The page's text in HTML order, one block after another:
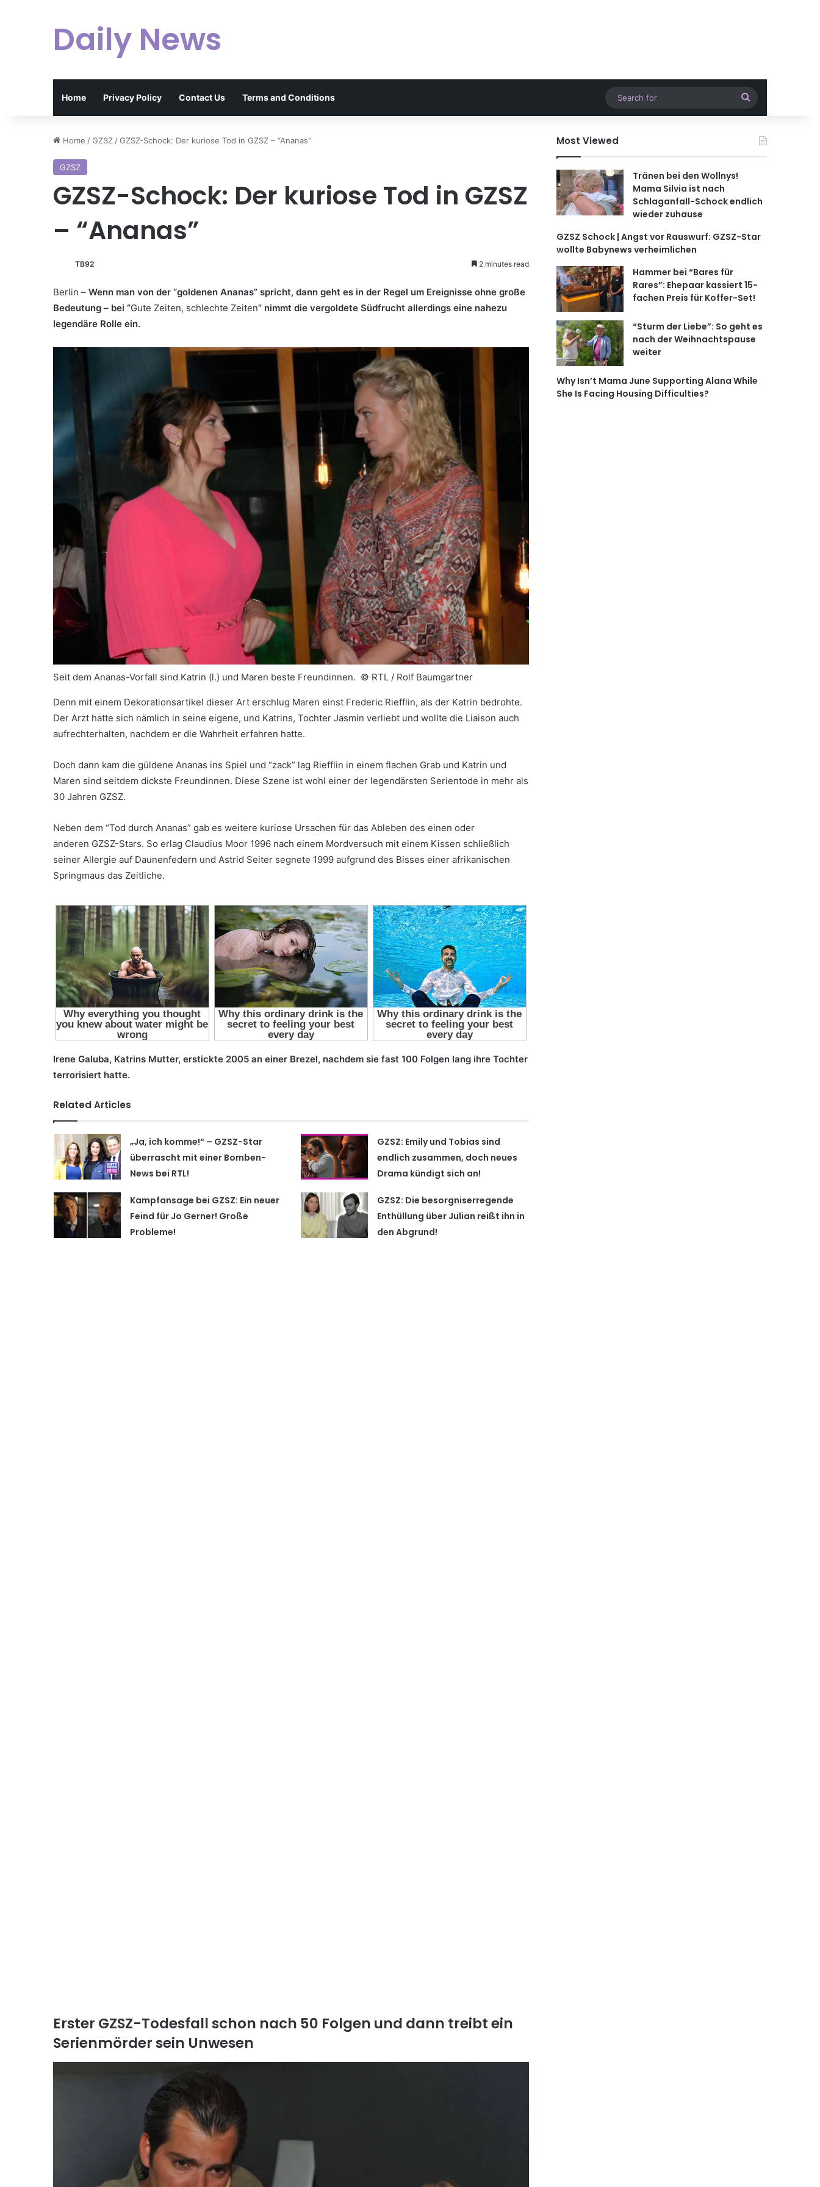
Daily News
Home Privacy Policy Contact Us Terms and Conditions
for
Home /GZSZ /GZSZ-Schock: Der kuriose Tod in GZSZ – “Ananas”
GZSZ
GZSZ-Schock: Der kuriose Tod in GZSZ
– “Ananas”
TB92 2 minutes read
Berlin – Wenn man von der “goldenen Ananas” spricht, dann geht es in der Regel um Ereignisse ohne große
Bedeutung – bei “Gute Zeiten, schlechte Zeiten” nimmt die vergoldete Südfrucht allerdings eine nahezu
legendäre Rolle ein.
Seit dem Ananas-Vorfall sind Katrin (l.) und Maren beste Freundinnen. © RTL / Rolf Baumgartner
Denn mit einem Dekorationsartikel dieser Art erschlug Maren einst Frederic Riefflin, als der Katrin bedrohte.
Der Arzt hatte sich nämlich in seine eigene, und Katrins, Tochter Jasmin verliebt und wollte die Liaison auch
aufrechterhalten, nachdem er die Wahrheit erfahren hatte.
Doch dann kam die güldene Ananas ins Spiel und “zack” lag Riefflin in einem flachen Grab und Katrin und
Maren sind seitdem dickste Freundinnen. Diese Szene ist wohl einer der legendärsten Serientode in mehr als
30 Jahren GZSZ.
Neben dem “Tod durch Ananas” gab es weitere kuriose Ursachen für das Ableben des einen oder
anderen GZSZ-Stars. So erlag Claudius Moor 1996 nach einem Mordversuch mit einem Kissen schließlich
seiner Allergie auf Daunenfedern und Astrid Seiter segnete 1999 aufgrund des Bisses einer afrikanischen
Springmaus das Zeitliche.
Irene Galuba, Katrins Mutter, erstickte 2005 an einer Brezel, nachdem sie fast 100 Folgen lang ihre Tochter
terrorisiert hatte.
Related Articles
„Ja, ich komme!“ – GZSZ-Star
überrascht mit einer Bomben-
News bei RTL!
GZSZ: Emily und Tobias sind
endlich zusammen, doch neues
Drama kündigt sich an!
Kampfansage bei GZSZ: Ein neuer
Feind für Jo Gerner! Große
Probleme!
GZSZ: Die besorgniserregende
Enthüllung über Julian reißt ihn in
den Abgrund!
Erster GZSZ-Todesfall schon nach 50 Folgen und dann treibt ein
Serienmörder sein Unwesen
Most Viewed
Tränen bei den Wollnys!
Mama Silvia ist nach
Schlaganfall-Schock endlich
wieder zuhause
GZSZ Schock | Angst vor Rauswurf: GZSZ-Star
wollte Babynews verheimlichen
Hammer bei “Bares für
Rares”: Ehepaar kassiert 15-
fachen Preis für Koffer-Set!
“Sturm der Liebe”: So geht es
nach der Weihnachtspause
weiter
Why Isn’t Mama June Supporting Alana While
She Is Facing Housing Difficulties?